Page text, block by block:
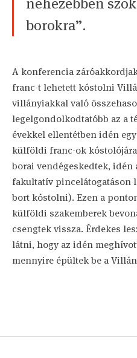
borokra”.
A konferencia
franc-t lehetett kóstolni
villányiakkal való
legelgondolkodtatóbb az a
évekkel ellentétben idén
külföldi franc-ok
borai vendégeskedtek, idén
fakultatív pincelátogatáson
bort kóstolni). Ezen a
külföldi szakemberek
csengtek vissza. Érdekes
látni, hogy az idén
mennyire épültek be a